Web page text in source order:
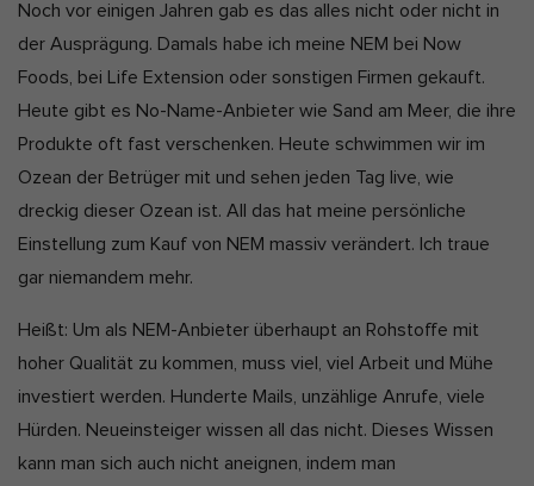
Noch vor einigen Jahren gab es das alles nicht oder nicht in
der Ausprägung. Damals habe ich meine NEM bei Now
Foods, bei Life Extension oder sonstigen Firmen gekauft.
Heute gibt es No-Name-Anbieter wie Sand am Meer, die ihre
Produkte oft fast verschenken. Heute schwimmen wir im
Ozean der Betrüger mit und sehen jeden Tag live, wie
dreckig dieser Ozean ist. All das hat meine persönliche
Einstellung zum Kauf von NEM massiv verändert. Ich traue
gar niemandem mehr.
Heißt: Um als NEM-Anbieter überhaupt an Rohstoffe mit
hoher Qualität zu kommen, muss viel, viel Arbeit und Mühe
investiert werden. Hunderte Mails, unzählige Anrufe, viele
Hürden. Neueinsteiger wissen all das nicht. Dieses Wissen
kann man sich auch nicht aneignen, indem man